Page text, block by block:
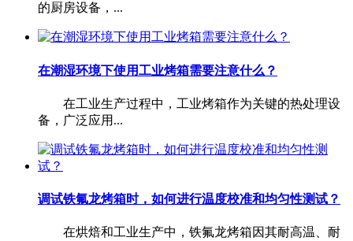
的厨房设备，...
在潮湿环境下使用工业烤箱需要注意什么？
在工业生产过程中，工业烤箱作为关键的热处理设
备，广泛应用...
调试铁氟龙烤箱时，如何进行温度校准和均匀性测试？
在烘焙和工业生产中，铁氟龙烤箱因其耐高温、耐